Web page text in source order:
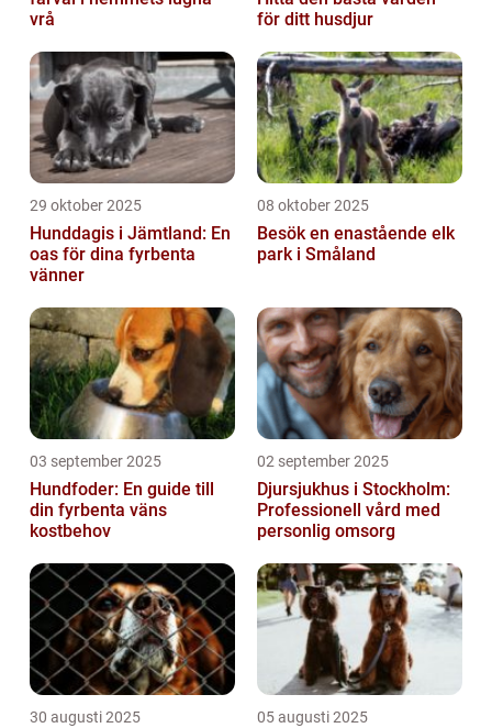
vrå
för ditt husdjur
29 oktober 2025
Hunddagis i Jämtland: En
oas för dina fyrbenta
vänner
08 oktober 2025
Besök en enastående elk
park i Småland
03 september 2025
Hundfoder: En guide till
din fyrbenta väns
kostbehov
02 september 2025
Djursjukhus i Stockholm:
Professionell vård med
personlig omsorg
30 augusti 2025 05 augusti 2025